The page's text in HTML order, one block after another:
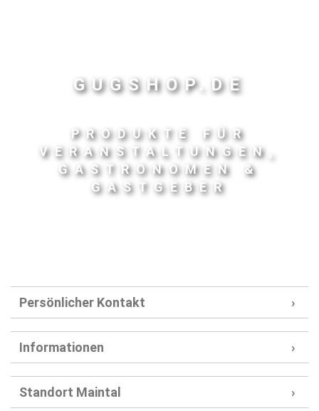
GUGSHOP.DE
PRODUKTE FÜR
VERANSTALTUNGEN,
GASTRONOMEN &
GASTGEBER
Persönlicher Kontakt
Informationen
Standort Maintal